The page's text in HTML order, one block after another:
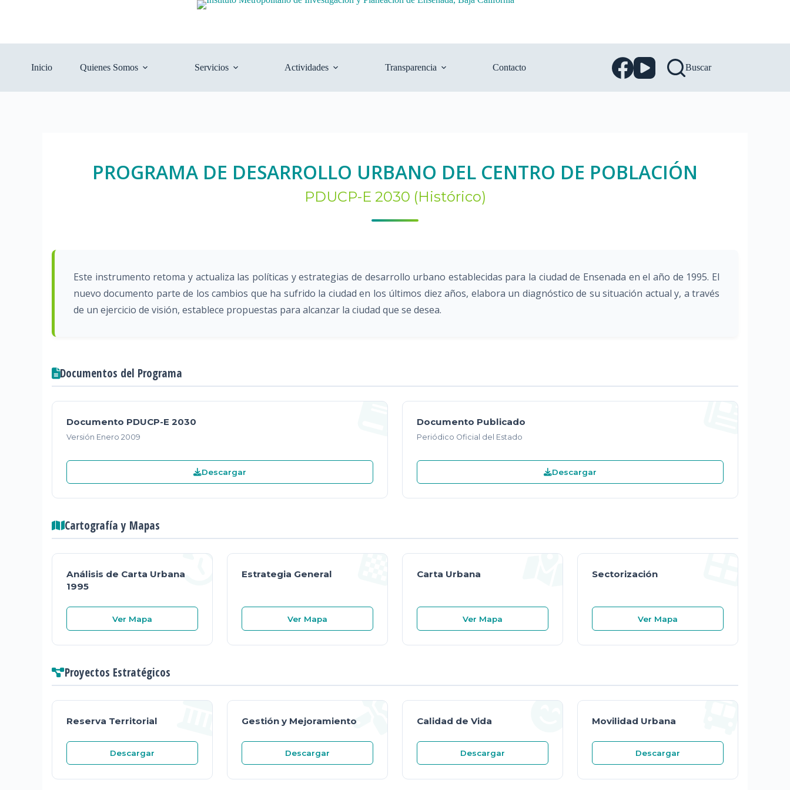
Inicio Quienes Somos Servicios Actividades Transparencia Contacto Buscar
PROGRAMA DE DESARROLLO URBANO DEL CENTRO DE POBLACIÓN
PDUCP-E 2030 (Histórico)
Este instrumento retoma y actualiza las políticas y estrategias de desarrollo urbano establecidas para la ciudad de Ensenada en el año de 1995. El
nuevo documento parte de los cambios que ha sufrido la ciudad en los últimos diez años, elabora un diagnóstico de su situación actual y, a través
de un ejercicio de visión, establece propuestas para alcanzar la ciudad que se desea.
Documentos del Programa
Documento PDUCP-E 2030
Versión Enero 2009
Descargar
Documento Publicado
Periódico Oficial del Estado
Descargar
Cartografía y Mapas
Análisis de Carta Urbana
1995
Ver Mapa
Estrategia General
Ver Mapa
Carta Urbana
Ver Mapa
Sectorización
Ver Mapa
Proyectos Estratégicos
Reserva Territorial
Descargar
Gestión y Mejoramiento
Descargar
Calidad de Vida
Descargar
Movilidad Urbana
Descargar